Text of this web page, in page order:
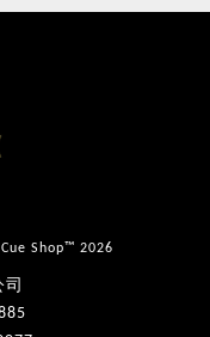
Shop™ 2026